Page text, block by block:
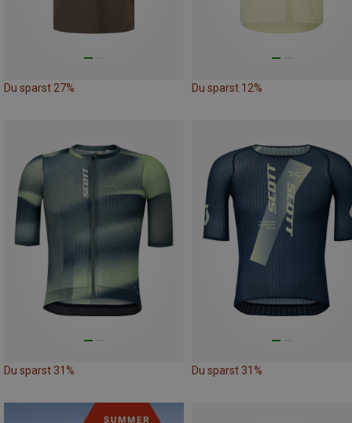
Du sparst 27% Du sparst 12%
Du sparst 31% Du sparst 31%